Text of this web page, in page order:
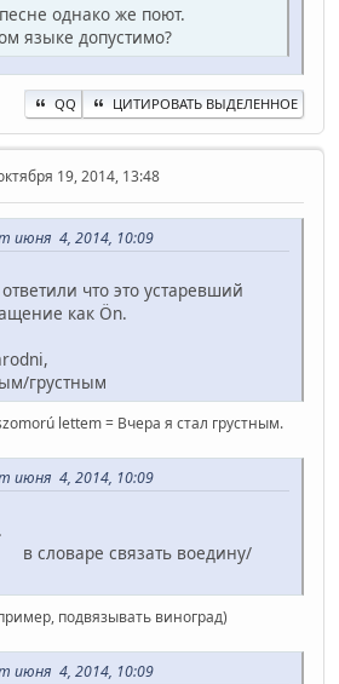
однако же поют.
языке допустимо?
QQ ЦИТИРОВАТЬ ВЫДЕЛЕННОЕ
19, 2014, 13:48
июня 4, 2014, 10:09
что это устаревший
как Ön.
грустным
lettem = Вчера я стал грустным.
июня 4, 2014, 10:09
в словаре связать воедину/
подвязывать виноград)
июня 4, 2014, 10:09